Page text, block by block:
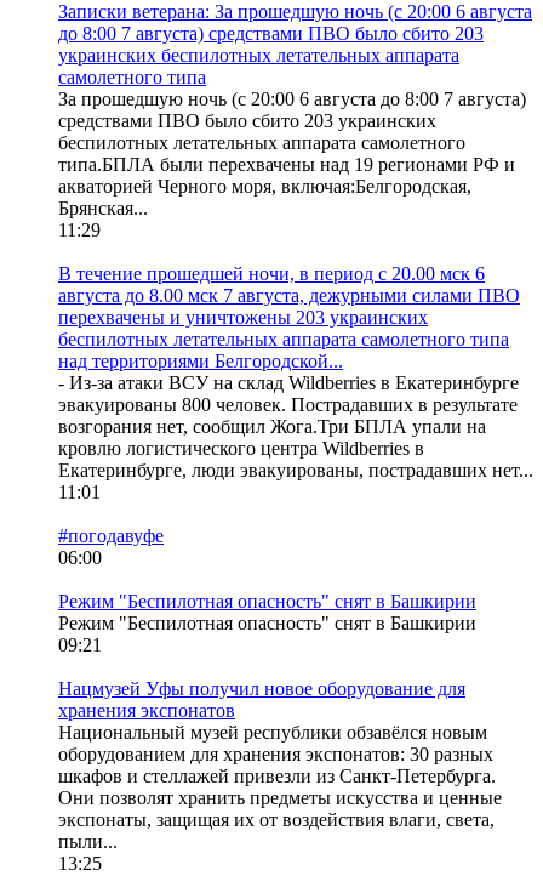
Записки ветерана: За прошедшую ночь (с 20:00 6 августа
до 8:00 7 августа) средствами ПВО было сбито 203
украинских беспилотных летательных аппарата
самолетного типа
За прошедшую ночь (с 20:00 6 августа до 8:00 7 августа)
средствами ПВО было сбито 203 украинских
беспилотных летательных аппарата самолетного
типа.БПЛА были перехвачены над 19 регионами РФ и
акваторией Черного моря, включая:Белгородская,
Брянская...
11:29
В течение прошедшей ночи, в период с 20.00 мск 6
августа до 8.00 мск 7 августа, дежурными силами ПВО
перехвачены и уничтожены 203 украинских
беспилотных летательных аппарата самолетного типа
над территориями Белгородской...
- Из-за атаки ВСУ на склад Wildberries в Екатеринбурге
эвакуированы 800 человек. Пострадавших в результате
возгорания нет, сообщил Жога.Три БПЛА упали на
кровлю логистического центра Wildberries в
Екатеринбурге, люди эвакуированы, пострадавших нет...
11:01
#погодавуфе
06:00
Режим "Беспилотная опасность" снят в Башкирии
Режим "Беспилотная опасность" снят в Башкирии
09:21
Нацмузей Уфы получил новое оборудование для
хранения экспонатов
Национальный музей республики обзавёлся новым
оборудованием для хранения экспонатов: 30 разных
шкафов и стеллажей привезли из Санкт-Петербурга.
Они позволят хранить предметы искусства и ценные
экспонаты, защищая их от воздействия влаги, света,
пыли...
13:25